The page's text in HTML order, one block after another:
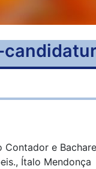
Contador e
Ítalo Mendonça